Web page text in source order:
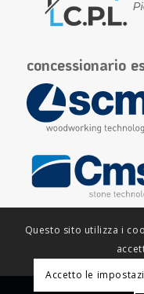
concessionario
Questo sito utilizza i
Accetto le